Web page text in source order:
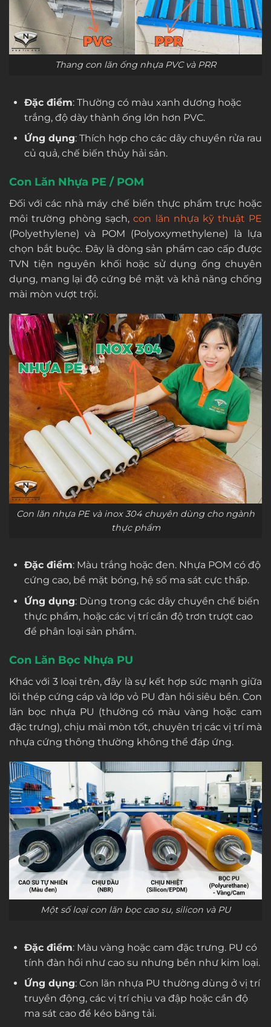
Thang con lăn ống nhựa PVC và PRR
Đặc điểm: Thường có màu xanh dương hoặc
trắng, độ dày thành ống lớn hơn PVC.
Ứng dụng: Thích hợp cho các dây chuyền rửa rau
củ quả, chế biến thủy hải sản.
Con Lăn Nhựa PE / POM
Đối với các nhà máy chế biến thực phẩm trực hoặc
môi trường phòng sạch,con lăn nhựa kỹ thuật PE
(Polyethylene) và POM (Polyoxymethylene) là lựa
chọn bắt buộc. Đây là dòng sản phẩm cao cấp được
TVN tiện nguyên khối hoặc sử dụng ống chuyên
dụng, mang lại độ cứng bề mặt và khả năng chống
mài mòn vượt trội.
Con lăn nhựa PE và inox 304 chuyên dùng cho ngành
thực phẩm
Đặc điểm: Màu trắng hoặc đen. Nhựa POM có độ
cứng cao, bề mặt bóng, hệ số ma sát cực thấp.
Ứng dụng: Dùng trong các dây chuyền chế biến
thực phẩm, hoặc các vị trí cần độ trơn trượt cao
để phân loại sản phẩm.
Con Lăn Bọc Nhựa PU
Khác với 3 loại trên, đây là sự kết hợp sức mạnh giữa
lõi thép cứng cáp và lớp vỏ PU đàn hồi siêu bền. Con
lăn bọc nhựa PU (thường có màu vàng hoặc cam
đặc trưng), chịu mài mòn tốt, chuyên trị các vị trí mà
nhựa cứng thông thường không thể đáp ứng.
Một số loại con lăn bọc cao su, silicon và PU
Đặc điểm: Màu vàng hoặc cam đặc trưng. PU có
tính đàn hồi như cao su nhưng bền như kim loại.
Ứng dụng: Con lăn nhựa PU thường dùng ở vị trí
truyền động, các vị trí chịu va đập hoặc cần độ
ma sát cao để kéo băng tải.